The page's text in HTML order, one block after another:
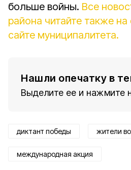
больше войны. Все
района читайте также
сайте муниципалитета.
Нашли опечатку в
Выделите ее и нажмите
диктант победы жители
международная акция